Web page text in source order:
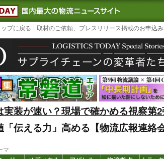
LOGISTICS TODAY｜国内最大の物流ニ
プに戻る 取材のご依頼、プレスリリース掲載のお申込み
実装が速い？現場で確かめる視察第
「伝える力」高める【物流広報連絡
マ